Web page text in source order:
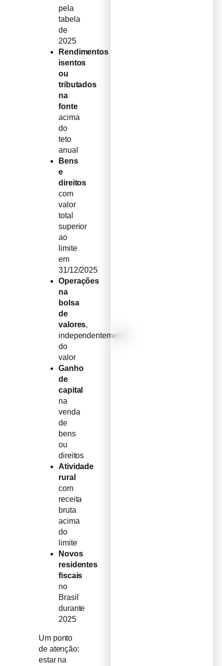
pela
tabela
de
2025
Rendimentos
isentos
ou
tributados
na
fonte
acima
do
teto
anual
Bens
e
direitos
com
valor
total
superior
ao
limite
em
31/12/2025
Operações
na
bolsa
de
valores,
independentemente
do
valor
Ganho
de
capital
na
venda
de
bens
ou
direitos
Atividade
rural
com
receita
bruta
acima
do
limite
Novos
residentes
fiscais
no
Brasil
durante
2025
Um ponto
de atenção:
estar na